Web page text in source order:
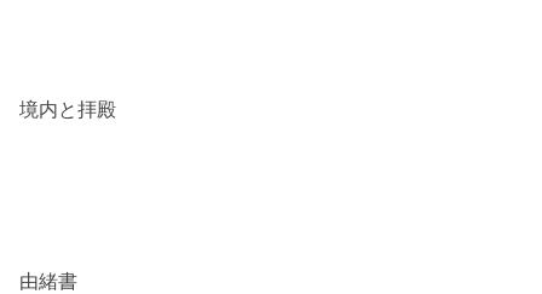
境内と拝殿
由緒書